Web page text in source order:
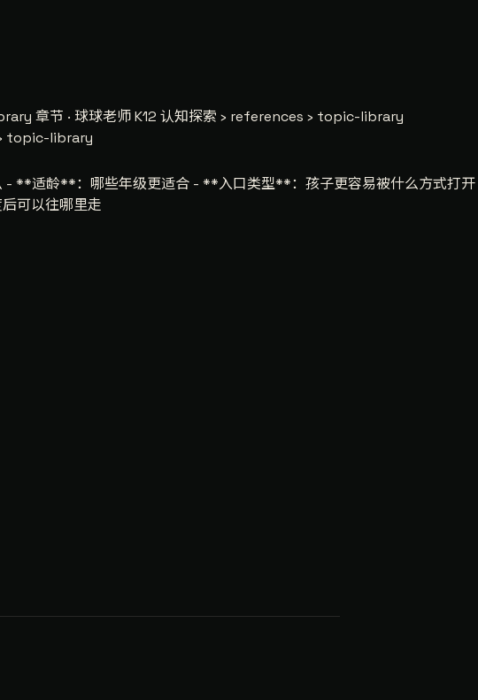
章节 · 球球老师 K12 认知探索 › references › topic-library
topic-library
**适龄**：哪些年级更适合 - **入口类型**：孩子更容易被什么方式打
可以往哪里走